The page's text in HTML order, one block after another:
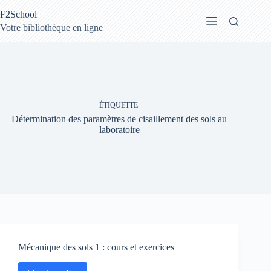
au
contenu
F2School
Votre bibliothèque en ligne
ÉTIQUETTE
Détermination des paramètres de cisaillement des sols au
laboratoire
Mécanique des sols 1 : cours et exercices